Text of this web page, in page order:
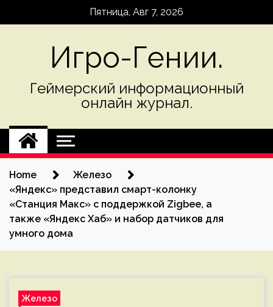
Пятница, Авг 7, 2026
Игро-Гении.
Геймерский информационный
онлайн журнал.
Home
Железо
«Яндекс» представил смарт-колонку
«Станция Макс» с поддержкой Zigbee, а
также «Яндекс Хаб» и набор датчиков для
умного дома
Железо